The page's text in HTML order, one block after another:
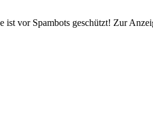
ist vor Spambots geschützt! Zur